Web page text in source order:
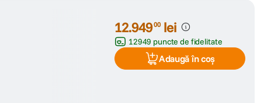
12.94900 lei
12949 puncte de fidelitate
Adaugă în coș